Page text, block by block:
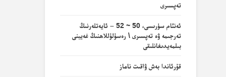
تەپسىرى
ئەنئام سۈرىسى، 50 ~ 52 – ئايەتلەرنىڭ
تەرجىمە ۋە تەپسىرى \ رەسۇلۇللاھنىڭ غەيبنى
بىلمەيدىغانلىقى
قۇرئاندا بەش ۋاقىت ناماز